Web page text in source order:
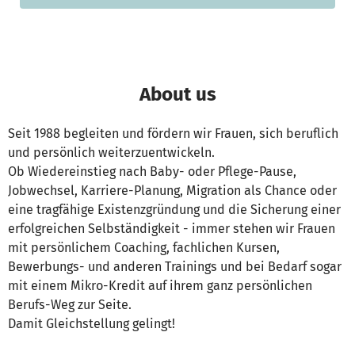
About us
Seit 1988 begleiten und fördern wir Frauen, sich beruflich
und persönlich weiterzuentwickeln.
Ob Wiedereinstieg nach Baby- oder Pflege-Pause,
Jobwechsel, Karriere-Planung, Migration als Chance oder
eine tragfähige Existenzgründung und die Sicherung einer
erfolgreichen Selbständigkeit - immer stehen wir Frauen
mit persönlichem Coaching, fachlichen Kursen,
Bewerbungs- und anderen Trainings und bei Bedarf sogar
mit einem Mikro-Kredit auf ihrem ganz persönlichen
Berufs-Weg zur Seite.
Damit Gleichstellung gelingt!